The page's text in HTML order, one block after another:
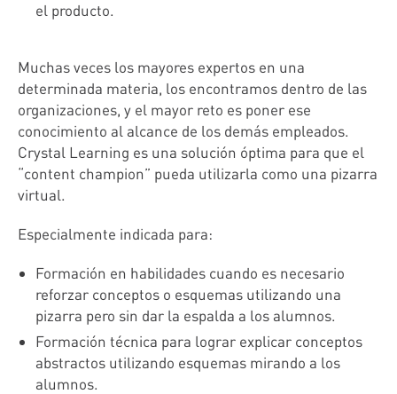
el producto.
Muchas veces los mayores expertos en una
determinada materia, los encontramos dentro de las
organizaciones, y el mayor reto es poner ese
conocimiento al alcance de los demás empleados.
Crystal Learning es una solución óptima para que el
“content champion” pueda utilizarla como una pizarra
virtual.
Especialmente indicada para:
Formación en habilidades cuando es necesario
reforzar conceptos o esquemas utilizando una
pizarra pero sin dar la espalda a los alumnos.
Formación técnica para lograr explicar conceptos
abstractos utilizando esquemas mirando a los
alumnos.